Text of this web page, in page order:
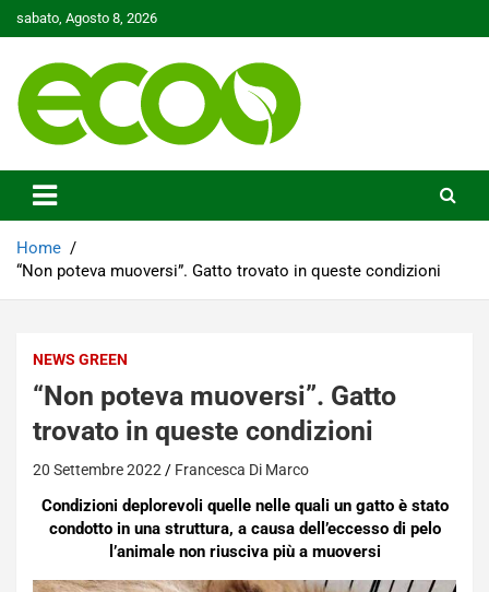
to
sabato, Agosto 8, 2026
Ecoo.it
Home
“Non poteva muoversi”. Gatto trovato in queste condizioni
NEWS GREEN
“Non poteva muoversi”. Gatto
trovato in queste condizioni
20 Settembre 2022 Francesca Di Marco
Condizioni deplorevoli quelle nelle quali un gatto è stato
condotto in una struttura, a causa dell’eccesso di pelo
l’animale non riusciva più a muoversi